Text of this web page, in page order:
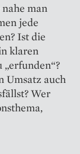
man
jede
Ist die
klaren
Umsatz auch
Wer